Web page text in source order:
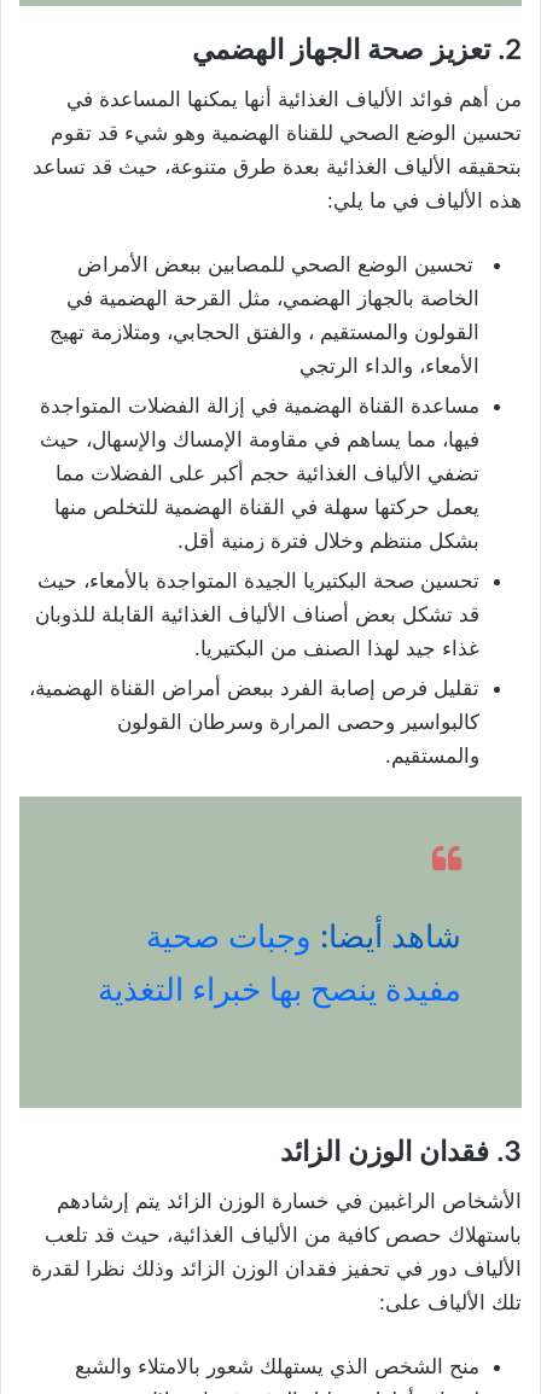
2. تعزيز صحة الجهاز الهضمي
من أهم فوائد الألياف الغذائية أنها يمكنها المساعدة في
تحسين الوضع الصحي للقناة الهضمية وهو شيء قد تقوم
بتحقيقه الألياف الغذائية بعدة طرق متنوعة، حيث قد تساعد
هذه الألياف في ما يلي:
تحسين الوضع الصحي للمصابين ببعض الأمراض
الخاصة بالجهاز الهضمي، مثل القرحة الهضمية في
القولون والمستقيم ، والفتق الحجابي، ومتلازمة تهيج
الأمعاء، والداء الرتجي
مساعدة القناة الهضمية في إزالة الفضلات المتواجدة
فيها، مما يساهم في مقاومة الإمساك والإسهال، حيث
تضفي الألياف الغذائية حجم أكبر على الفضلات مما
يعمل حركتها سهلة في القناة الهضمية للتخلص منها
بشكل منتظم وخلال فترة زمنية أقل.
تحسين صحة البكتيريا الجيدة المتواجدة بالأمعاء، حيث
قد تشكل بعض أصناف الألياف الغذائية القابلة للذوبان
غذاء جيد لهذا الصنف من البكتيريا.
تقليل فرص إصابة الفرد ببعض أمراض القناة الهضمية،
كالبواسير وحصى المرارة وسرطان القولون
والمستقيم.
شاهد أيضا: وجبات صحية
مفيدة ينصح بها خبراء التغذية
3. فقدان الوزن الزائد
الأشخاص الراغبين في خسارة الوزن الزائد يتم إرشادهم
باستهلاك حصص كافية من الألياف الغذائية، حيث قد تلعب
الألياف دور في تحفيز فقدان الوزن الزائد وذلك نظرا لقدرة
تلك الألياف على:
منح الشخص الذي يستهلك شعور بالامتلاء والشبع